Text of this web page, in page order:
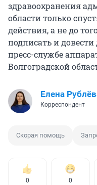
здравоохранения
области только
действия, а не до
подписать и
пресс-службе
Волгоградской
Елена
Корреспондент
Скорая помощь
0 0